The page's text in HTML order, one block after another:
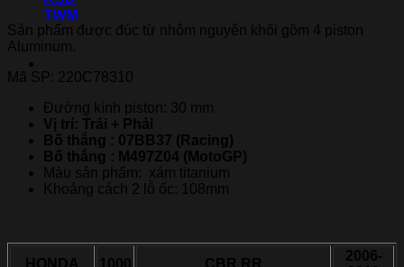
TWM
20C78320
số
lượng
Sản phẩm được đúc từ nhôm nguyên khối gồm 4 piston
Aluminum.
Mã SP: 220C78310
Đường kính piston: 30 mm
Vị trí: Trái + Phải
Bố thắng : 07BB37 (Racing)
Bố thắng : M497Z04 (MotoGP)
Màu sản phẩm: xám titanium
Khoảng cách 2 lỗ ốc: 108mm
HONDA 1000 CBR RR
2006-